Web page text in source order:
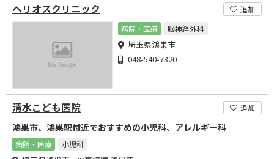
ヘリオスクリニック
追加
病院・医療
脳神経外科
埼玉県鴻巣市
048-540-7320
清水こども医院 追加
鴻巣市、鴻巣駅付近でおすすめの小児科、アレルギー科
病院・医療 小児科